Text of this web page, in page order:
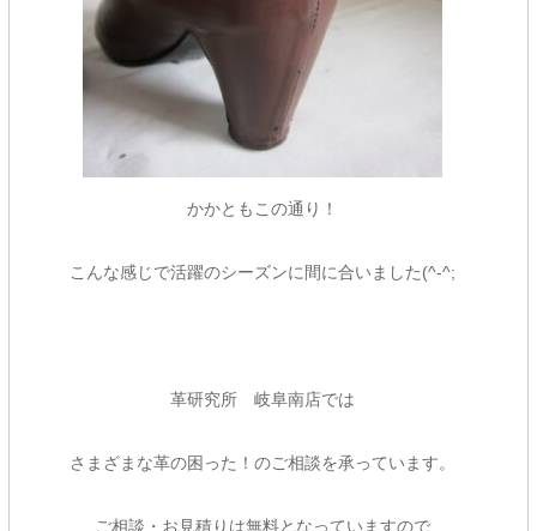
かかともこの通り！
こんな感じで活躍のシーズンに間に合いました(^-^;
革研究所 岐阜南店では
さまざまな革の困った！のご相談を承っています。
ご相談・お見積りは無料となっていますので